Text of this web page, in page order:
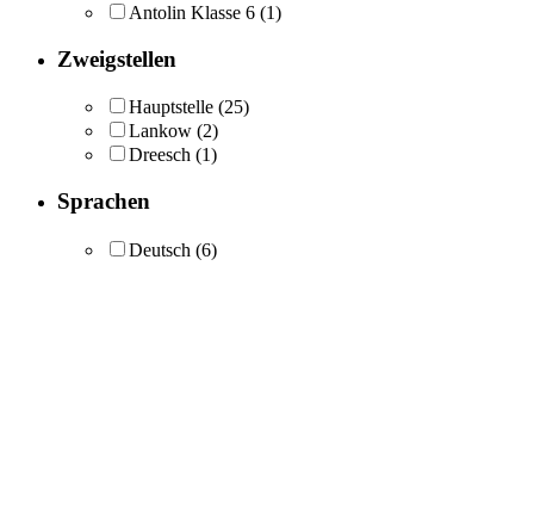
Antolin Klasse 6 (1)
Zweigstellen
Hauptstelle (25)
Lankow (2)
Dreesch (1)
Sprachen
Deutsch (6)